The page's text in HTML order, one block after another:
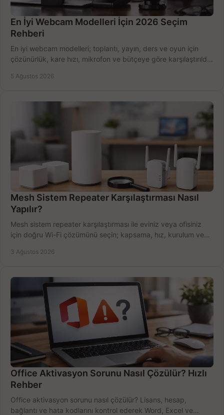
En İyi Webcam Modelleri İçin 2026 Seçim
Rehberi
En iyi webcam modelleri; toplantı, yayın, ders ve oyun için
çözünürlük, kare hızı, mikrofon ve bütçeye göre karşılaştırıldı.
5 Ağustos 2026
Mesh Sistem Repeater Karşılaştırması Nasıl
Yapılır?
Mesh sistem repeater karşılaştırması ile eviniz veya ofisiniz
için doğru Wi-Fi çözümünü seçin; kapsama, hız, kurulum ve
3 Ağustos 2026
Office Aktivasyon Sorunu Nasıl Çözülür? Hızlı
Rehber
Office aktivasyon sorunu nasıl çözülür? Lisans, hesap,
bağlantı ve hata kodlarını kontrol ederek Word, Excel ve